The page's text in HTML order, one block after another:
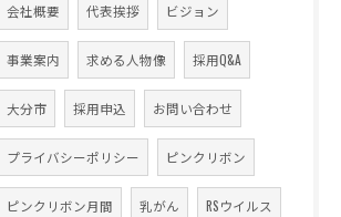
会社概要 代表挨拶 ビジョン
事業案内 求める人物像 採用Q&A
大分市 採用申込 お問い合わせ
プライバシーポリシー ピンクリボン
ピンクリボン月間 乳がん RSウイルス